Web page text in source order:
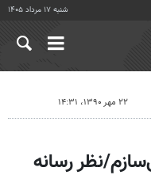
شنبه ۱۷ مرداد ۱۴۰۵
۲۲ مهر ۱۳۹۰، ۱۴:۳۱
نظر رسانه